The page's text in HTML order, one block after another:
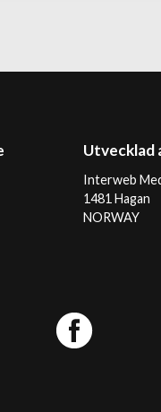
Utvecklad
Interweb
1481 Hagan
NORWAY